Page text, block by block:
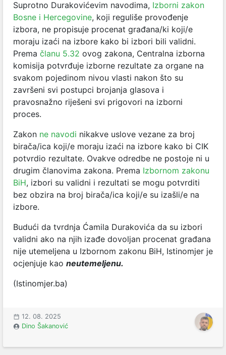
Suprotno Durakovićevim navodima, Izborni zakon
Bosne i Hercegovine, koji reguliše provođenje
izbora, ne propisuje procenat građana/ki koji/e
moraju izaći na izbore kako bi izbori bili validni.
Prema članu 5.32 ovog zakona, Centralna izborna
komisija potvrđuje izborne rezultate za organe na
svakom pojedinom nivou vlasti nakon što su
završeni svi postupci brojanja glasova i
pravosnažno riješeni svi prigovori na izborni
proces.
Zakon ne navodi nikakve uslove vezane za broj
birača/ica koji/e moraju izaći na izbore kako bi CIK
potvrdio rezultate. Ovakve odredbe ne postoje ni u
drugim članovima zakona. Prema Izbornom zakonu
BiH, izbori su validni i rezultati se mogu potvrditi
bez obzira na broj birača/ica koji/e su izašli/e na
izbore.
Budući da tvrdnja Ćamila Durakovića da su izbori
validni ako na njih izađe dovoljan procenat građana
nije utemeljena u Izbornom zakonu BiH, Istinomjer je
ocjenjuje kao neutemeljenu.
(Istinomjer.ba)
12. 08. 2025
Dino Šakanović